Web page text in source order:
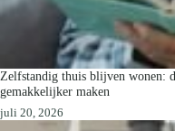
Zelfstandig thuis blijven wonen:
gemakkelijker maken
juli 20, 2026